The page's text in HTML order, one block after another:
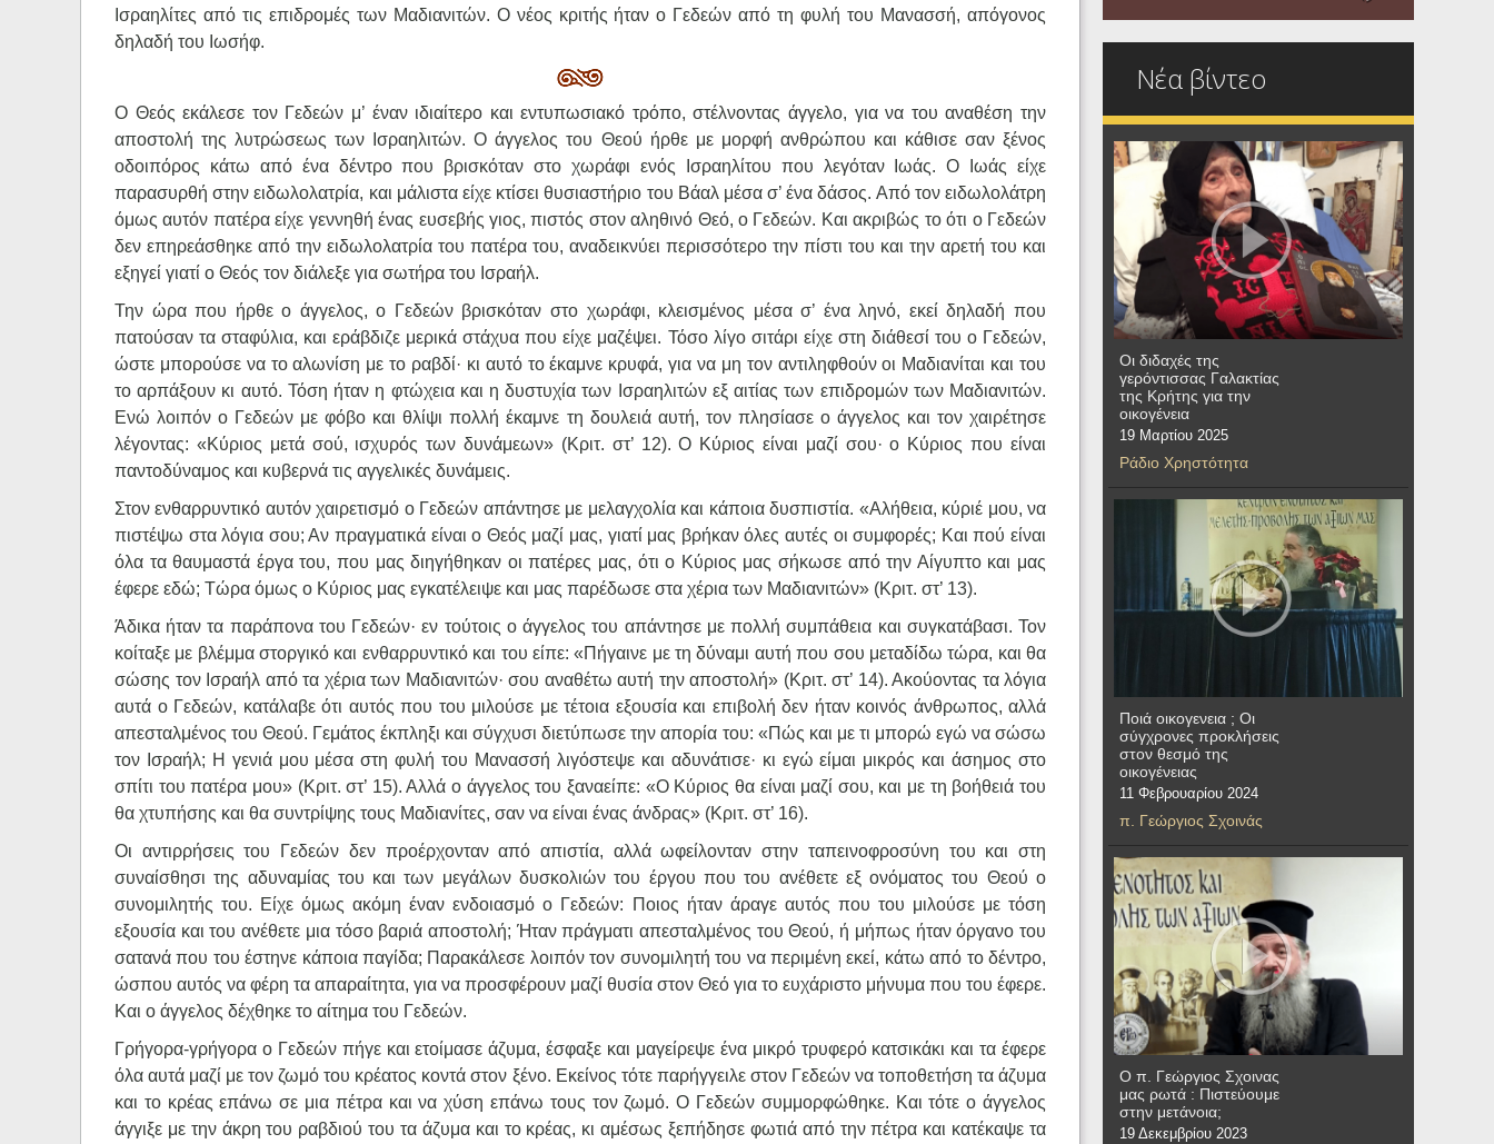
Ισραηλίτες από τις επιδρομές των Μαδιανιτών. Ο νέος κριτής ήταν ο Γεδεών από τη φυλή του Μανασσή, απόγονος
δηλαδή του Ιωσήφ.
Ο Θεός εκάλεσε τον Γεδεών μ’ έναν ιδιαίτερο και εντυπωσιακό τρόπο, στέλνοντας άγγελο, για να του αναθέση την
αποστολή της λυτρώσεως των Ισραηλιτών. Ο άγγελος του Θεού ήρθε με μορφή ανθρώπου και κάθισε σαν ξένος
οδοιπόρος κάτω από ένα δέντρο που βρισκόταν στο χωράφι ενός Ισραηλίτου που λεγόταν Ιωάς. Ο Ιωάς είχε
παρασυρθή στην ειδωλολατρία, και μάλιστα είχε κτίσει θυσιαστήριο του Βάαλ μέσα σ’ ένα δάσος. Από τον ειδωλολάτρη
όμως αυτόν πατέρα είχε γεννηθή ένας ευσεβής γιος, πιστός στον αληθινό Θεό, ο Γεδεών. Και ακριβώς το ότι ο Γεδεών
δεν επηρεάσθηκε από την ειδωλολατρία του πατέρα του, αναδεικνύει περισσότερο την πίστι του και την αρετή του και
εξηγεί γιατί ο Θεός τον διάλεξε για σωτήρα του Ισραήλ.
Την ώρα που ήρθε ο άγγελος, ο Γεδεών βρισκόταν στο χωράφι, κλεισμένος μέσα σ’ ένα ληνό, εκεί δηλαδή που
πατούσαν τα σταφύλια, και εράβδιζε μερικά στάχυα που είχε μαζέψει. Τόσο λίγο σιτάρι είχε στη διάθεσί του ο Γεδεών,
ώστε μπορούσε να το αλωνίση με το ραβδί· κι αυτό το έκαμνε κρυφά, για να μη τον αντιληφθούν οι Μαδιανίται και του
το αρπάξουν κι αυτό. Τόση ήταν η φτώχεια και η δυστυχία των Ισραηλιτών εξ αιτίας των επιδρομών των Μαδιανιτών.
Ενώ λοιπόν ο Γεδεών με φόβο και θλίψι πολλή έκαμνε τη δουλειά αυτή, τον πλησίασε ο άγγελος και τον χαιρέτησε
λέγοντας: «Κύριος μετά σού, ισχυρός των δυνάμεων» (Κριτ. στ’ 12). Ο Κύριος είναι μαζί σου· ο Κύριος που είναι
παντοδύναμος και κυβερνά τις αγγελικές δυνάμεις.
Στον ενθαρρυντικό αυτόν χαιρετισμό ο Γεδεών απάντησε με μελαγχολία και κάποια δυσπιστία. «Αλήθεια, κύριέ μου, να
πιστέψω στα λόγια σου; Αν πραγματικά είναι ο Θεός μαζί μας, γιατί μας βρήκαν όλες αυτές οι συμφορές; Και πού είναι
όλα τα θαυμαστά έργα του, που μας διηγήθηκαν οι πατέρες μας, ότι ο Κύριος μας σήκωσε από την Αίγυπτο και μας
έφερε εδώ; Τώρα όμως ο Κύριος μας εγκατέλειψε και μας παρέδωσε στα χέρια των Μαδιανιτών» (Κριτ. στ’ 13).
Άδικα ήταν τα παράπονα του Γεδεών· εν τούτοις ο άγγελος του απάντησε με πολλή συμπάθεια και συγκατάβασι. Τον
κοίταξε με βλέμμα στοργικό και ενθαρρυντικό και του είπε: «Πήγαινε με τη δύναμι αυτή που σου μεταδίδω τώρα, και θα
σώσης τον Ισραήλ από τα χέρια των Μαδιανιτών· σου αναθέτω αυτή την αποστολή» (Κριτ. στ’ 14). Ακούοντας τα λόγια
αυτά ο Γεδεών, κατάλαβε ότι αυτός που του μιλούσε με τέτοια εξουσία και επιβολή δεν ήταν κοινός άνθρωπος, αλλά
απεσταλμένος του Θεού. Γεμάτος έκπληξι και σύγχυσι διετύπωσε την απορία του: «Πώς και με τι μπορώ εγώ να σώσω
τον Ισραήλ; Η γενιά μου μέσα στη φυλή του Μανασσή λιγόστεψε και αδυνάτισε· κι εγώ είμαι μικρός και άσημος στο
σπίτι του πατέρα μου» (Κριτ. στ’ 15). Αλλά ο άγγελος του ξαναείπε: «Ο Κύριος θα είναι μαζί σου, και με τη βοήθειά του
θα χτυπήσης και θα συντρίψης τους Μαδιανίτες, σαν να είναι ένας άνδρας» (Κριτ. στ’ 16).
Οι αντιρρήσεις του Γεδεών δεν προέρχονταν από απιστία, αλλά ωφείλονταν στην ταπεινοφροσύνη του και στη
συναίσθησι της αδυναμίας του και των μεγάλων δυσκολιών του έργου που του ανέθετε εξ ονόματος του Θεού ο
συνομιλητής του. Είχε όμως ακόμη έναν ενδοιασμό ο Γεδεών: Ποιος ήταν άραγε αυτός που του μιλούσε με τόση
εξουσία και του ανέθετε μια τόσο βαριά αποστολή; Ήταν πράγματι απεσταλμένος του Θεού, ή μήπως ήταν όργανο του
σατανά που του έστηνε κάποια παγίδα; Παρακάλεσε λοιπόν τον συνομιλητή του να περιμένη εκεί, κάτω από το δέντρο,
ώσπου αυτός να φέρη τα απαραίτητα, για να προσφέρουν μαζί θυσία στον Θεό για το ευχάριστο μήνυμα που του έφερε.
Και ο άγγελος δέχθηκε το αίτημα του Γεδεών.
Γρήγορα-γρήγορα ο Γεδεών πήγε και ετοίμασε άζυμα, έσφαξε και μαγείρεψε ένα μικρό τρυφερό κατσικάκι και τα έφερε
όλα αυτά μαζί με τον ζωμό του κρέατος κοντά στον ξένο. Εκείνος τότε παρήγγειλε στον Γεδεών να τοποθετήση τα άζυμα
και το κρέας επάνω σε μια πέτρα και να χύση επάνω τους τον ζωμό. Ο Γεδεών συμμορφώθηκε. Και τότε ο άγγελος
άγγιξε με την άκρη του ραβδιού του τα άζυμα και το κρέας, κι αμέσως ξεπήδησε φωτιά από την πέτρα και κατέκαψε τα
Νέα βίντεο
Οι διδαχές της
γερόντισσας Γαλακτίας
της Κρήτης για την
οικογένεια
19 Μαρτίου 2025
Ράδιο Χρηστότητα
Ποιά οικογενεια ; Οι
σύγχρονες προκλήσεις
στον θεσμό της
οικογένειας
11 Φεβρουαρίου 2024
π. Γεώργιος Σχοινάς
Ο π. Γεώργιος Σχοινας
μας ρωτά : Πιστεύουμε
στην μετάνοια;
19 Δεκεμβρίου 2023